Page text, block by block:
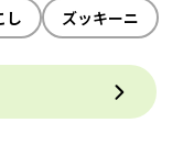
し ズッキーニ